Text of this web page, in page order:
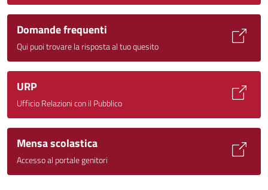
Domande frequenti
Qui puoi trovare la risposta al tuo quesito
URP
Ufficio Relazioni con il Pubblico
Mensa scolastica
Accesso al portale genitori